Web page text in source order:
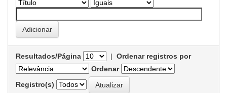
Resultados/Página | Ordenar registros por
Ordenar
Registro(s)